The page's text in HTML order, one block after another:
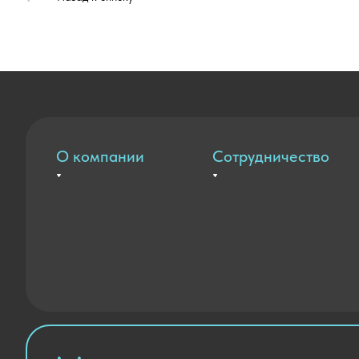
О компании Сотрудничество